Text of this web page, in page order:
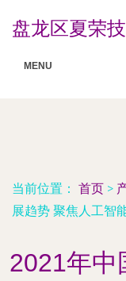
盘龙区夏荣
MENU
当前位置： 首页 >
展趋势 聚焦人工智
2021年中